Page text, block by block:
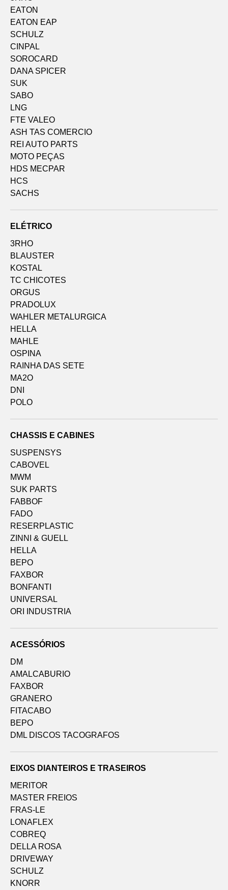
EATON
EATON EAP
SCHULZ
CINPAL
SOROCARD
DANA SPICER
SUK
SABO
LNG
FTE VALEO
ASH TAS COMERCIO
REI AUTO PARTS
MOTO PEÇAS
HDS MECPAR
HCS
SACHS
ELÉTRICO
3RHO
BLAUSTER
KOSTAL
TC CHICOTES
ORGUS
PRADOLUX
WAHLER METALURGICA
HELLA
MAHLE
OSPINA
RAINHA DAS SETE
MA2O
DNI
POLO
CHASSIS E CABINES
SUSPENSYS
CABOVEL
MWM
SUK PARTS
FABBOF
FADO
RESERPLASTIC
ZINNI & GUELL
HELLA
BEPO
FAXBOR
BONFANTI
UNIVERSAL
ORI INDUSTRIA
ACESSÓRIOS
DM
AMALCABURIO
FAXBOR
GRANERO
FITACABO
BEPO
DML DISCOS TACOGRAFOS
EIXOS DIANTEIROS E TRASEIROS
MERITOR
MASTER FREIOS
FRAS-LE
LONAFLEX
COBREQ
DELLA ROSA
DRIVEWAY
SCHULZ
KNORR